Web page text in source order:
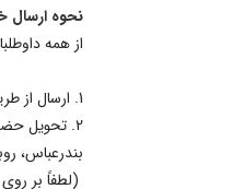
نحوه ارسال
از همه
1. ارسال از طریق پست
2. تحویل حضوری به نشانی:
بندرعباس،
(لطفاً بر